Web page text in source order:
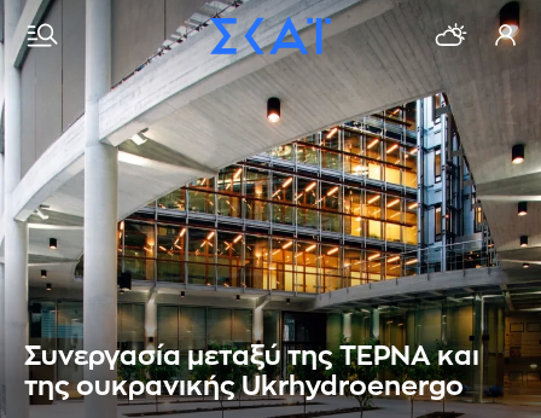
Συνεργασία μεταξύ της ΤΕΡΝΑ και
της ουκρανικής Ukrhydroenergo